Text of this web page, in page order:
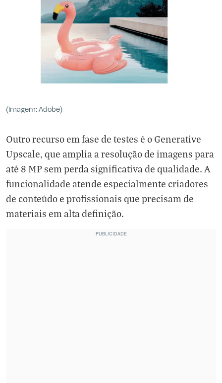
(Imagem: Adobe)
Outro recurso em fase de testes é o Generative
Upscale, que amplia a resolução de imagens para
até 8 MP sem perda significativa de qualidade. A
funcionalidade atende especialmente criadores
de conteúdo e profissionais que precisam de
materiais em alta definição.